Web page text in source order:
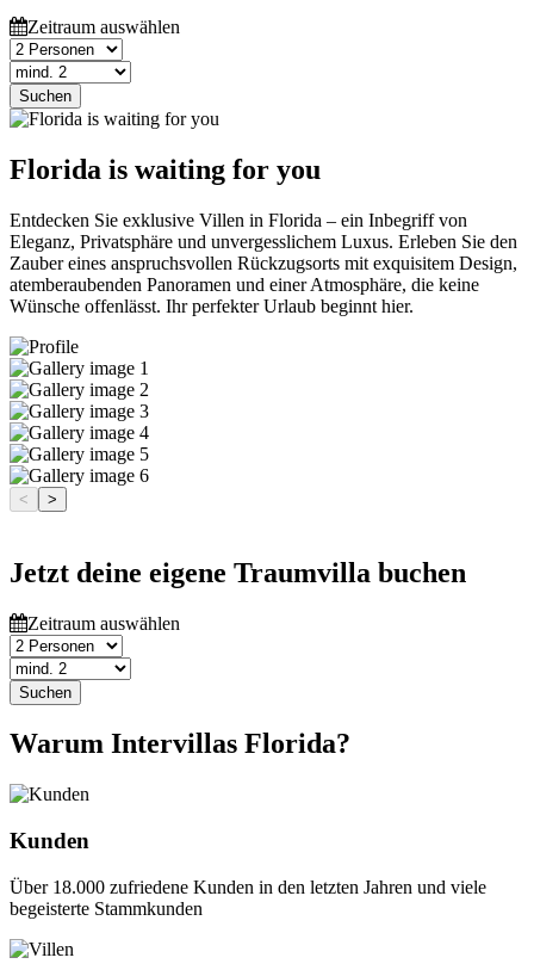
Zeitraum auswählen
Suchen
Florida is waiting for you
Entdecken Sie exklusive Villen in Florida – ein Inbegriff von
Eleganz, Privatsphäre und unvergesslichem Luxus. Erleben Sie den
Zauber eines anspruchsvollen Rückzugsorts mit exquisitem Design,
atemberaubenden Panoramen und einer Atmosphäre, die keine
Wünsche offenlässt. Ihr perfekter Urlaub beginnt hier.
< >
Jetzt deine eigene Traumvilla buchen
Zeitraum auswählen
Suchen
Warum Intervillas Florida?
Kunden
Über 18.000 zufriedene Kunden in den letzten Jahren und viele
begeisterte Stammkunden